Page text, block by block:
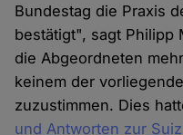
Bundestag die Praxis
bestätigt", sagt Philipp
die Abgeordneten
keinem der
zuzustimmen. Dies
und Antworten zur